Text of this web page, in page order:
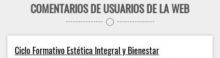
COMENTARIOS DE USUARIOS DE LA WEB
Ciclo Formativo Estética Integral y Bienestar